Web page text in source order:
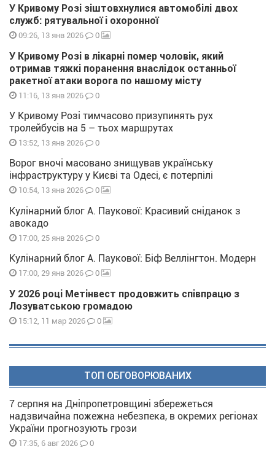
У Кривому Розі зіштовхнулися автомобілі двох
служб: рятувальної і охоронної
09:26, 13 янв 2026 0
У Кривому Розі в лікарні помер чоловік, який
отримав тяжкі поранення внаслідок останньої
ракетної атаки ворога по нашому місту
11:16, 13 янв 2026 0
У Кривому Розі тимчасово призупинять рух
тролейбусів на 5 – тьох маршрутах
13:52, 13 янв 2026 0
Ворог вночі масовано знищував українську
інфраструктуру у Києві та Одесі, є потерпілі
10:54, 13 янв 2026 0
Кулінарний блог А. Паукової: Красивий сніданок з
авокадо
17:00, 25 янв 2026 0
Кулінарний блог А. Паукової: Біф Веллінгтон. Модерн
17:00, 29 янв 2026 0
У 2026 році Метінвест продовжить співпрацю з
Лозуватською громадою
15:12, 11 мар 2026 0
ТОП ОБГОВОРЮВАНИХ
7 серпня на Дніпропетровщині збережеться
надзвичайна пожежна небезпека, в окремих регіонах
України прогнозують грози
17:35, 6 авг 2026 0